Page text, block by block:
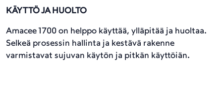
KÄYTTÖ JA HUOLTO
Amacee 1700 on helppo käyttää, ylläpitää ja huoltaa.
Selkeä prosessin hallinta ja kestävä rakenne
varmistavat sujuvan käytön ja pitkän käyttöiän.